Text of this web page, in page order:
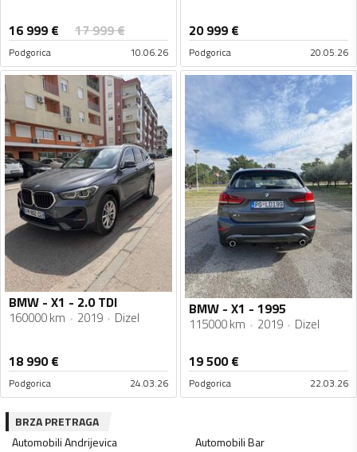
16 999 € 17 999€
Podgorica 10.06.26
20 999 €
Podgorica 20.05.26
BMW - X1 - 2.0 TDI
160000 km 2019 Dizel
18 990€
Podgorica 24.03.26
BMW - X1 - 1995
115000 km 2019 Dizel
19 500€
Podgorica 22.03.26
BRZA PRETRAGA
AutomobiliAndrijevica AutomobiliBar